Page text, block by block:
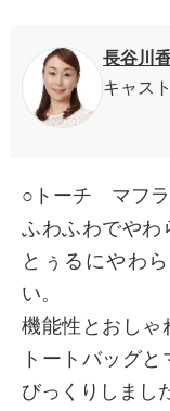
長谷川
キャスト
○トーチ マフラ
ふわふわでやわ
とぅるにやわ
い。
機能性とおしゃ
トートバッグ
びっくりしまし